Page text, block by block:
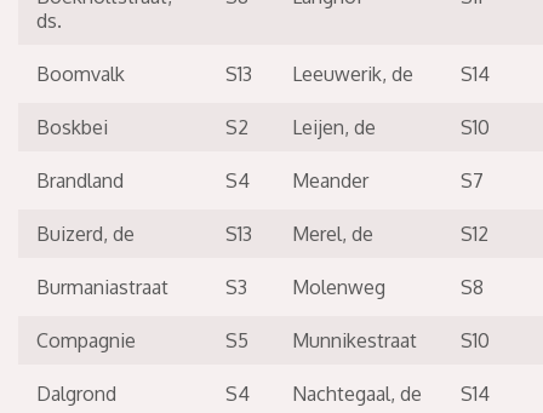
ds.
Boomvalk S13 Leeuwerik, de S14
Boskbei S2 Leijen, de S10
Brandland S4 Meander S7
Buizerd, de S13 Merel, de S12
Burmaniastraat S3 Molenweg S8
Compagnie S5 Munnikestraat S10
Dalgrond S4 Nachtegaal, de S14